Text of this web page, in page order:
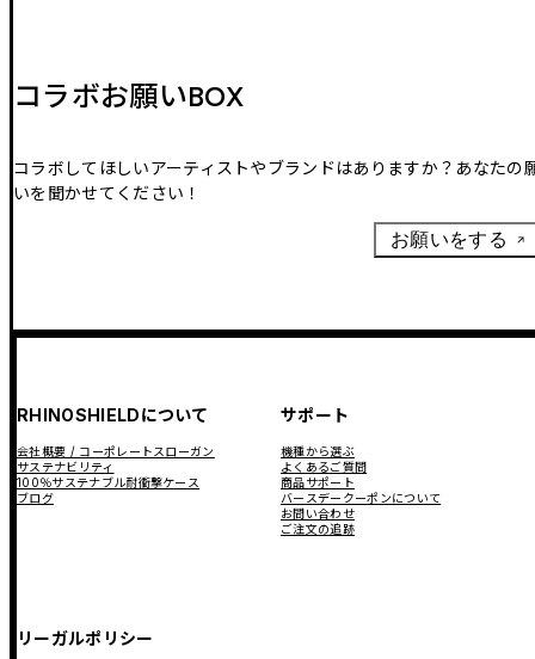
コラボお願いBOX
コラボしてほしいアーティストやブランドはありますか？あなたの
いを聞かせてください！
お願いをする
RHINOSHIELDについて
会社概要 / コーポレートスローガン
サステナビリティ
100％サステナブル耐衝撃ケース
ブログ
サポート
機種から選ぶ
よくあるご質問
商品サポート
バースデークーポンについて
お問い合わせ
ご注文の追跡
リーガルポリシー